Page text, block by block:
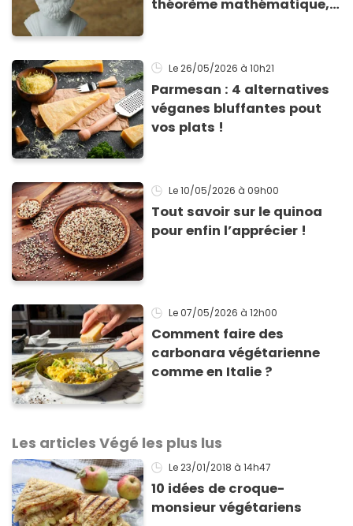
théorème mathématique,
végétariens de l’Histoire ?
Le 26/05/2026 à 10h21
Parmesan : 4 alternatives
véganes bluffantes pout
vos plats !
Le 10/05/2026 à 09h00
Tout savoir sur le quinoa
pour enfin l’apprécier !
Le 07/05/2026 à 12h00
Comment faire des
carbonara végétarienne
comme en Italie ?
Les articles Végé les plus lus
Le 23/01/2018 à 14h47
10 idées de croque-
monsieur végétariens